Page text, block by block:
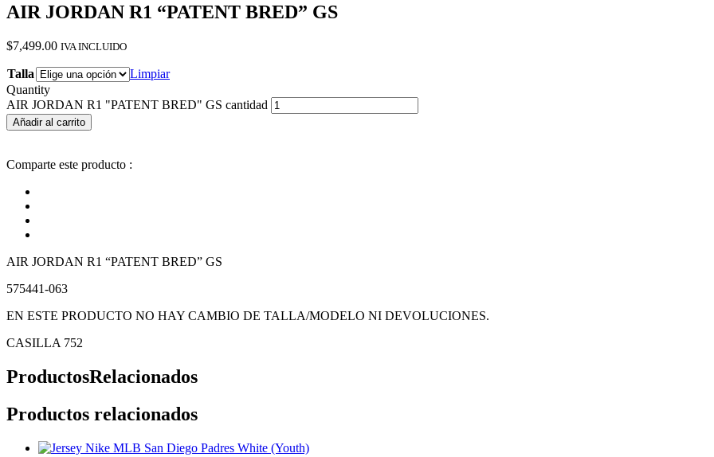
AIR JORDAN R1 “PATENT BRED” GS
$7,499.00 IVA INCLUIDO
Talla
Limpiar
Quantity
AIR JORDAN R1 "PATENT BRED" GS cantidad
Añadir al carrito
Comparte este producto :
AIR JORDAN R1 “PATENT BRED” GS
575441-063
EN ESTE PRODUCTO NO HAY CAMBIO DE TALLA/MODELO NI DEVOLUCIONES.
CASILLA 752
ProductosRelacionados
Productos relacionados